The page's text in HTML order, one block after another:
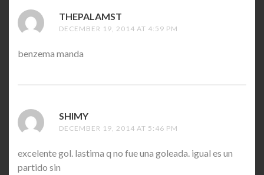
THEPALAMST
DECEMBER 19, 2014 AT 4:59 PM
benzema manda
SHIMY
DECEMBER 19, 2014 AT 5:46 PM
excelente gol. lastima q no fue una goleada. igual es un
partido sin